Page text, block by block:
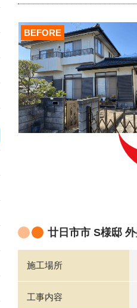
BEFORE
廿日市市 S様邸
施工場所
工事内容